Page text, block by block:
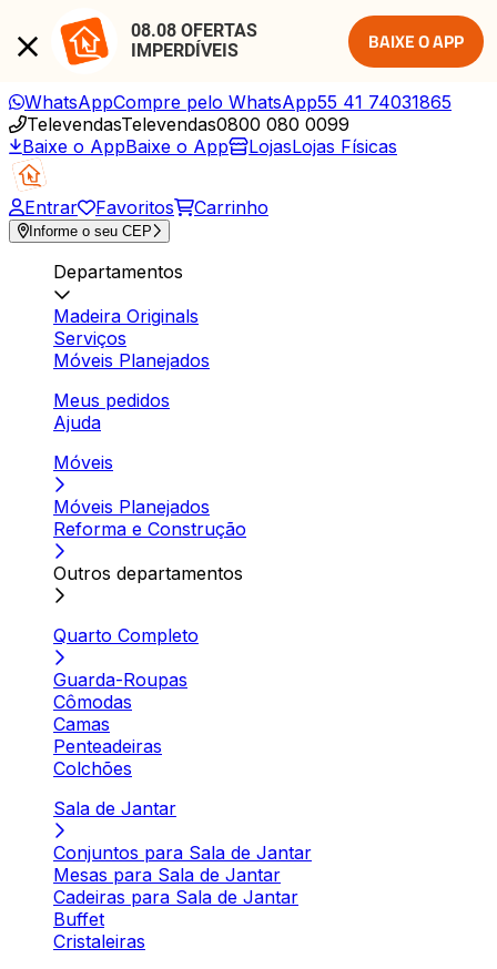
08.08 OFERTAS
IMPERDÍVEIS
BAIXE O APP
WhatsAppCompre pelo WhatsApp55 41 74031865
TelevendasTelevendas0800 080 0099
Baixe o AppBaixe o App LojasLojas Físicas
Entrar Favoritos Carrinho
Informe o seu CEP
Departamentos
Madeira Originals
Serviços
Móveis Planejados
Meus pedidos
Ajuda
Móveis
Móveis Planejados
Reforma e Construção
Outros departamentos
Quarto Completo
Guarda-Roupas
Cômodas
Camas
Penteadeiras
Colchões
Sala de Jantar
Conjuntos para Sala de Jantar
Mesas para Sala de Jantar
Cadeiras para Sala de Jantar
Buffet
Cristaleiras